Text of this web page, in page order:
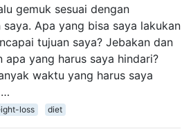
gemuk sesuai dengan
saya. Apa yang bisa saya lakukan
tujuan saya? Jebakan dan
apa yang harus saya hindari?
waktu yang harus saya
…
loss diet